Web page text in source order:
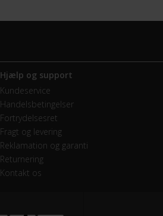
Mekanisk skivebremse
1x - Single
Hjælp og support
Kundeservice
Handelsbetingelser
Fortrydelsesret
Fragt og levering
Reklamation og garanti
Returnering
Kontakt os